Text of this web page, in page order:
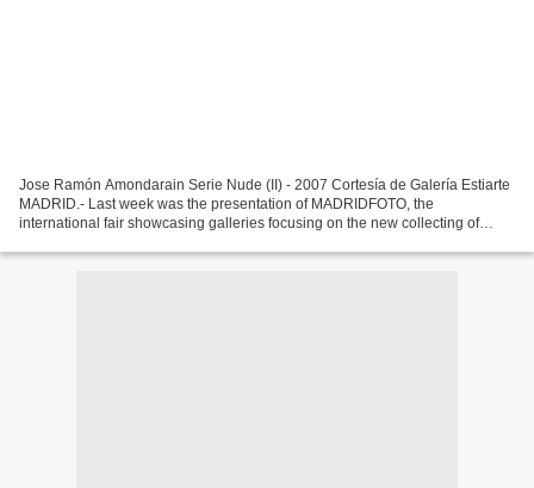
Jose Ramón Amondarain Serie Nude (II) - 2007 Cortesía de Galería Estiarte
MADRID.- Last week was the presentation of MADRIDFOTO, the
international fair showcasing galleries focusing on the new collecting of